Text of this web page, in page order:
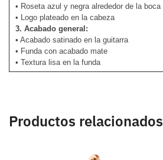
• Roseta azul y negra alrededor de la boca
• Logo plateado en la cabeza
3. Acabado general:
• Acabado satinado en la guitarra
• Funda con acabado mate
• Textura lisa en la funda
Productos relacionados